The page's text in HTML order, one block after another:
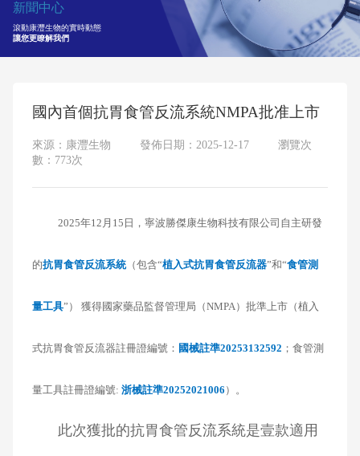
新聞中心
滾動康灃生物的實時動態
讓您更瞭解我們
國內首個抗胃食管反流系統NMPA批准上市
來源：康灃生物 發佈日期：2025-12-17
瀏覽次
數：773次
2025年12月15日，寧波勝傑康生物科技有限公司自主研發
的抗胃食管反流系統（包含“植入式抗胃食管反流器”和“食管測
量工具”） 獲得國家藥品監督管理局（NMPA）批準上市（植入
式抗胃食管反流器註冊證編號： 國械註準20253132592 ；食管測
量工具註冊證編號: 浙械註準20252021006 ）。
此次獲批的抗胃食管反流系統是壹款適用